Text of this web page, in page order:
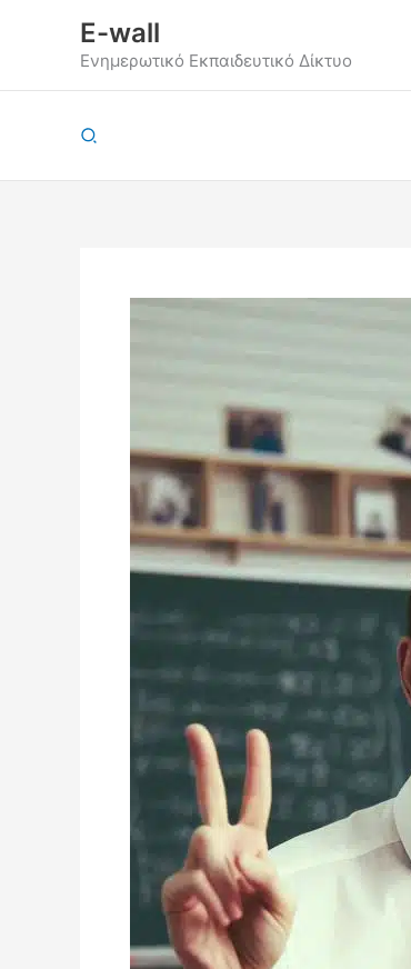
περιεχόμενο
E-wall
Ενημερωτικό Εκπαιδευτικό Δίκτυο
Αναζήτηση